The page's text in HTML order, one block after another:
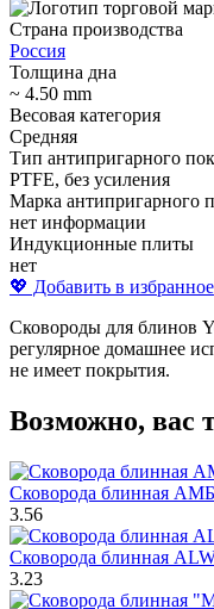
Страна производства
Россия
Толщина дна
~ 4.50 mm
Весовая категория
Средняя
Тип антипригарного
PTFE, без усиления
Марка антипригарного
нет информации
Индукционные плиты
нет
💖 Добавить в избранное
Сковороды для блинов
регулярное домашнее
не имеет покрытия.
Возможно, вас
Сковорода блинная
3.56
Сковорода блинная
3.23